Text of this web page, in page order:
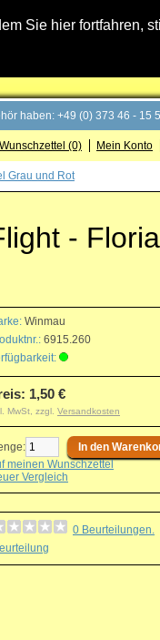
Sie hier fortfahren,
haben: +49 (0) 373 46 - 15
Wunschzettel (0) Mein Konto
Grau und Rot
-
Winmau
6915.260
1,50 €
MwSt, zzgl. Versandkosten
meinen Wunschzettel
Vergleich
0 Beurteilungen.